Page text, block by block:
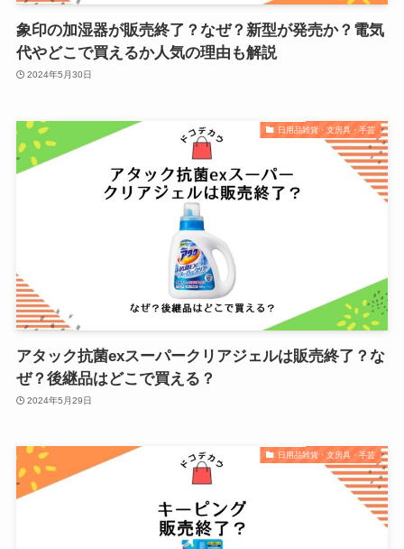
象印の加湿器が販売終了？なぜ？新型が発売か？電気
代やどこで買えるか人気の理由も解説
2024年5月30日
日用品雑貨・文房具・手芸
アタック抗菌exスーパークリアジェルは販売終了？な
ぜ？後継品はどこで買える？
2024年5月29日
日用品雑貨・文房具・手芸